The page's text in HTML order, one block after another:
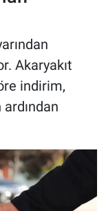
Akaryakıt
indirim,